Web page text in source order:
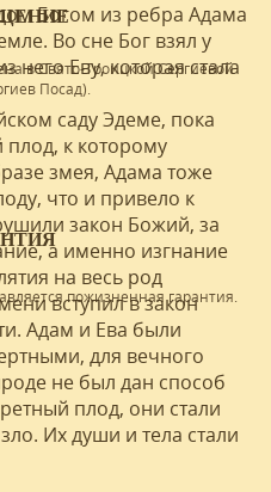
в Свято-Троицкой Сергиевой
Посад).
пожизненная гарантия.
Богом из ребра Адама
Во сне Бог взял у
него Еву, которая стала
саду Эдеме, пока
плод, к которому
змея, Адама тоже
что и привело к
закон Божий, за
а именно изгнание
на весь род
вступил в закон
Адам и Ева были
для вечного
не был дан способ
плод, они стали
Их души и тела стали